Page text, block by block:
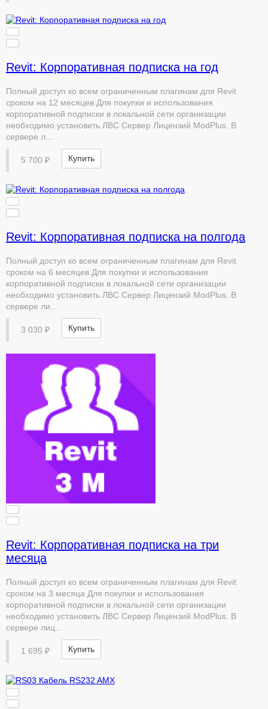
Revit: Корпоративная подписка на год
Полный доступ ко всем ограниченным плагинам для Revit
сроком на 12 месяцев Для покупки и использования
корпоративной подписки в локальной сети организации
необходимо установить ЛВС Сервер Лицензий ModPlus. В
сервере л...
5 700 ₽ Купить
Revit: Корпоративная подписка на полгода
Полный доступ ко всем ограниченным плагинам для Revit
сроком на 6 месяцев Для покупки и использования
корпоративной подписки в локальной сети организации
необходимо установить ЛВС Сервер Лицензий ModPlus. В
сервере ли...
3 030 ₽ Купить
Revit: Корпоративная подписка на три
месяца
Полный доступ ко всем ограниченным плагинам для Revit
сроком на 3 месяца Для покупки и использования
корпоративной подписки в локальной сети организации
необходимо установить ЛВС Сервер Лицензий ModPlus. В
сервере лиц...
1 695 ₽ Купить